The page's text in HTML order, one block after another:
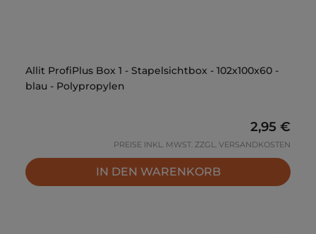
Allit ProfiPlus Box 1 - Stapelsichtbox - 102x100x60 -
blau - Polypropylen
Regulärer
2,95 €
PREISE INKL. MWST. ZZGL. VERSANDKOSTEN
IN DEN WARENKORB